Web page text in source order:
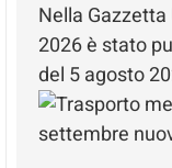
Nella
2026 è stato
del 5 agosto